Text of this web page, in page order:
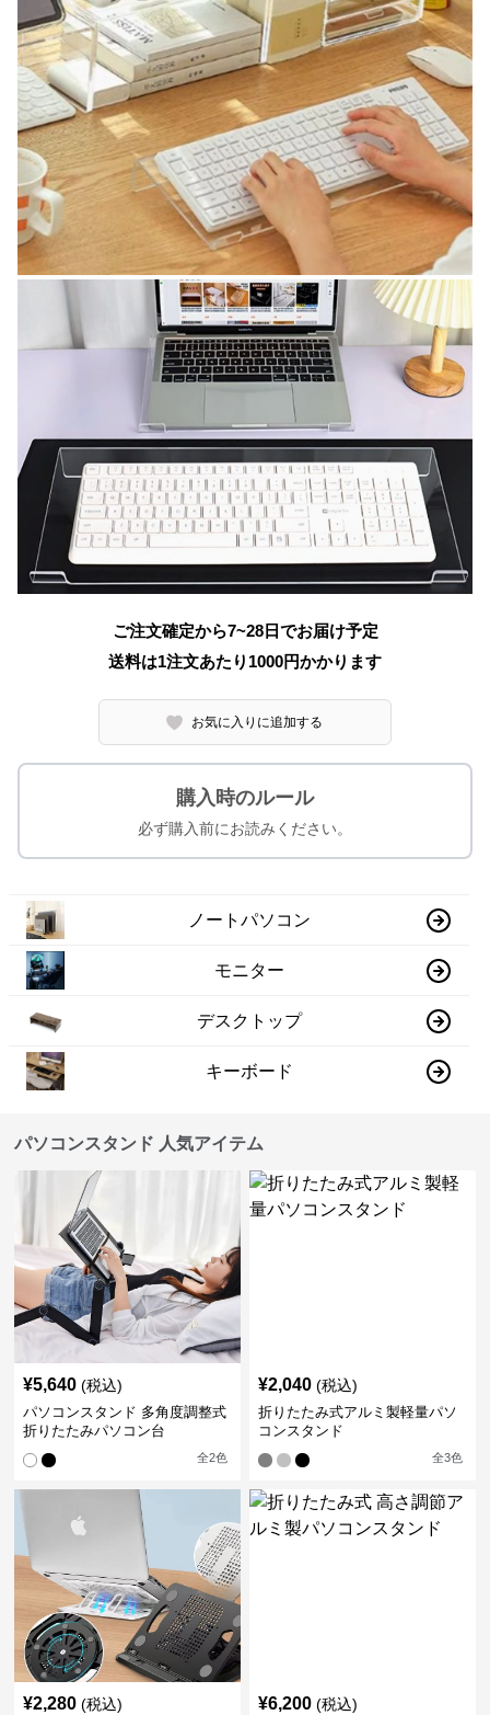
ご注文確定から7~28日でお届け予定
送料は1注文あたり 1000円かかります
お気に入りに追加する
購入時のルール
必ず購入前にお読みください。
ノートパソコン
モニター
デスクトップ
キーボード
パソコンスタンド 人気アイテム
¥5,640 (税込)
パソコンスタンド 多角度調整式
折りたたみパソコン台
全2色
¥2,040 (税込)
折りたたみ式アルミ製軽量パソ
コンスタンド
全3色
¥2,280 (税込) ¥6,200 (税込)